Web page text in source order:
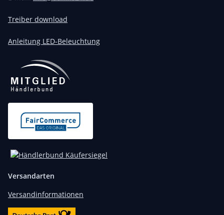
Treiber download
Anleitung LED-Beleuchtung
Versandarten
Versandinformationen